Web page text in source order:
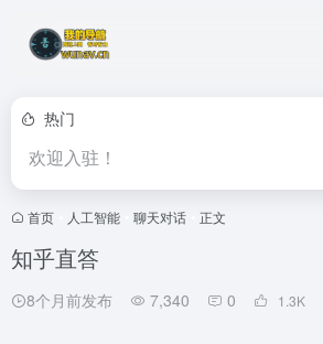
热门
欢迎入驻！
首页 人工智能 聊天对话 正文
知乎直答
8个月前发布 7,340 0 1.3K